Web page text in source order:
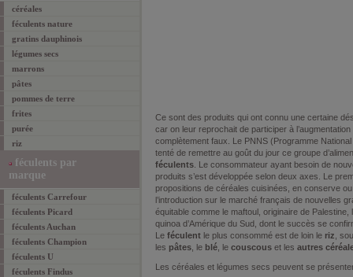
céréales
féculents nature
gratins dauphinois
légumes secs
marrons
pâtes
pommes de terre
frites
purée
riz
féculents par
marque
féculents Carrefour
féculents Picard
féculents Auchan
féculents Champion
féculents U
féculents Findus
Ce sont des produits qui ont connu une certaine
car on leur reprochait de participer à
complètement faux. Le PNNS (Programme
tenté de remettre au goût du jour ce groupe
féculents . Le consommateur ayant besoin de
produits s’est développée selon deux axes. Le
propositions de céréales cuisinées, en conserve
l’introduction sur le marché français de nouvelles
équitable comme le maftoul, originaire de Palestine,
quinoa d’Amérique du Sud, dont le succès se
Le féculent le plus consommé est de loin le riz ,
les pâtes , le blé , le couscous et les autres
Les céréales et légumes secs peuvent se